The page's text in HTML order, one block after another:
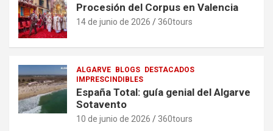
Procesión del Corpus en Valencia
14 de junio de 2026 360tours
ALGARVE BLOGS DESTACADOS
IMPRESCINDIBLES
España Total: guía genial del Algarve
Sotavento
10 de junio de 2026 360tours